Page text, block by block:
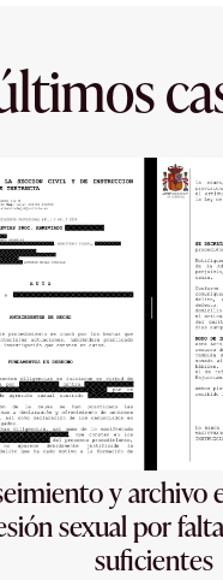
y archivo
sexual por
suficientes